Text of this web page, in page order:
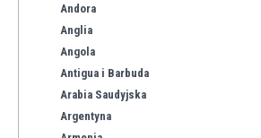
Andora
Anglia
Angola
Antigua i Barbuda
Arabia Saudyjska
Argentyna